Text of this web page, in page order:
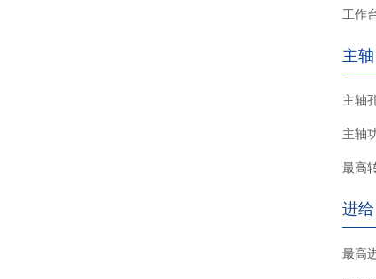
工作
主轴
主轴
主轴
最高
进给
最高